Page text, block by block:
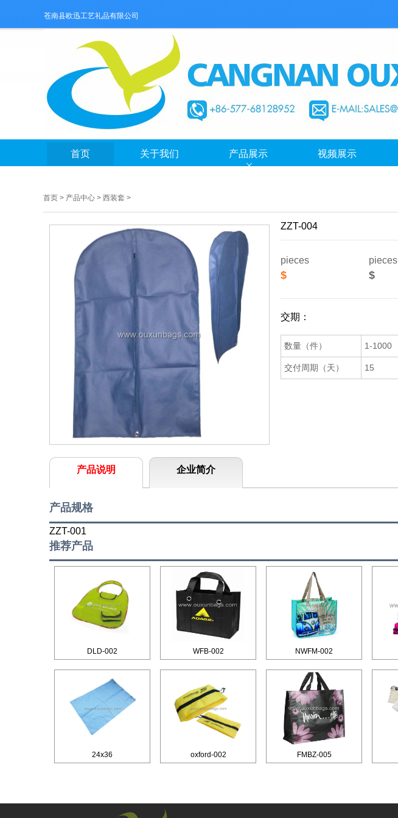
苍南县欧迅工艺礼品有限公司
首页 关于我们 产品展示 视频展示
首页 > 产品中心 > 西装套 >
ZZT-004
pieces
$
pieces
$
交期：
数量（件） 1-1000
交付周期（天） 15
产品说明 企业简介
产品规格
ZZT-001
推荐产品
DLD-002 WFB-002 NWFM-002
24x36 oxford-002 FMBZ-005